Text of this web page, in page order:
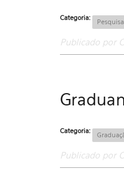
Categoria: Pesquisa
Publicado por
Categoria:
Publicado por